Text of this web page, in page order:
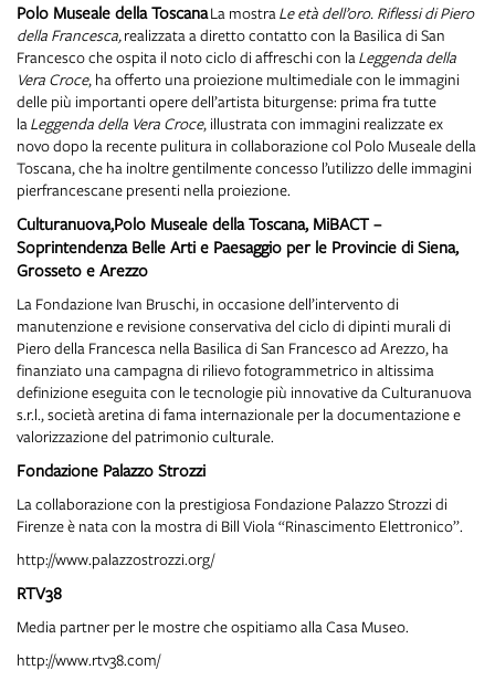
Polo Museale della ToscanaLa mostraLe età dell’oro. Riflessi di Piero
della Francesca,realizzata a diretto contatto con la Basilica di San
Francesco che ospita il noto ciclo di affreschi con laLeggenda della
Vera Croce, ha offerto una proiezione multimediale con le immagini
delle più importanti opere dell’artista biturgense: prima fra tutte
laLeggenda della Vera Croce, illustrata con immagini realizzate ex
novo dopo la recente pulitura in collaborazione col Polo Museale della
Toscana, che ha inoltre gentilmente concesso l’utilizzo delle immagini
pierfrancescane presenti nella proiezione.
Culturanuova,Polo Museale della Toscana, MiBACT –
Soprintendenza Belle Arti e Paesaggio per le Provincie di Siena,
Grosseto e Arezzo
La Fondazione Ivan Bruschi, in occasione dell’intervento di
manutenzione e revisione conservativa del ciclo di dipinti murali di
Piero della Francesca nella Basilica di San Francesco ad Arezzo, ha
finanziato una campagna di rilievo fotogrammetrico in altissima
definizione eseguita con le tecnologie più innovative da Culturanuova
s.r.l., società aretina di fama internazionale per la documentazione e
valorizzazione del patrimonio culturale.
Fondazione Palazzo Strozzi
La collaborazione con la prestigiosa Fondazione Palazzo Strozzi di
Firenze è nata con la mostra di Bill Viola “Rinascimento Elettronico”.
http://www.palazzostrozzi.org/
RTV38
Media partner per le mostre che ospitiamo alla Casa Museo.
http://www.rtv38.com/